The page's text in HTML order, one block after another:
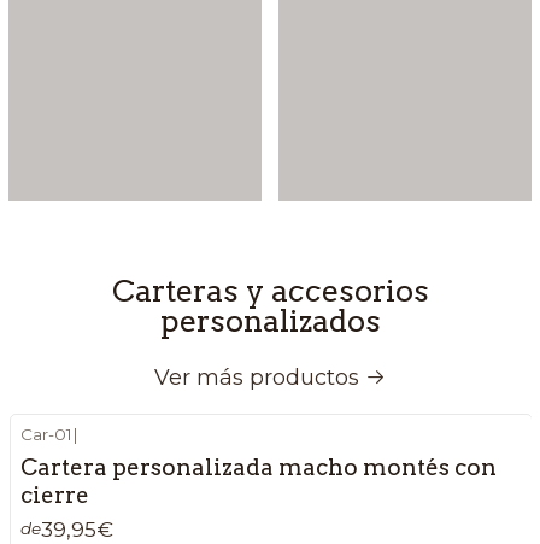
Carteras y accesorios
personalizados
Ver más productos
Car-01 |
Cartera personalizada macho montés con
cierre
de39,95€